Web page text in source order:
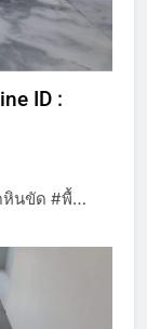
ID :
หินขัด #พื้…